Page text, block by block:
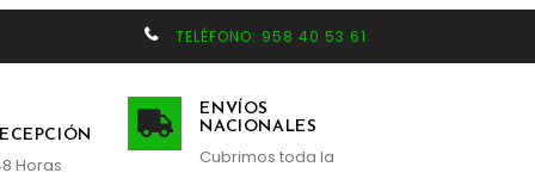
TELÉFONO: 958 40 53 61
Horas
ENVÍOS
NACIONALES
Cubrimos toda la